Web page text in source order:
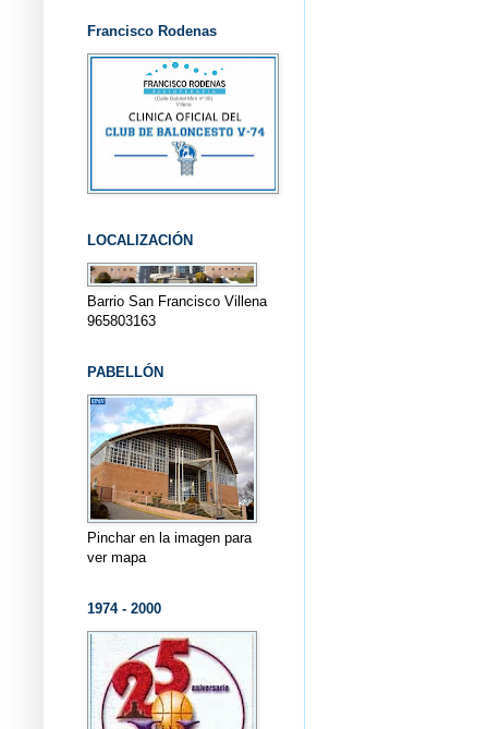
Francisco Rodenas
LOCALIZACIÓN
Barrio San Francisco Villena
965803163
PABELLÓN
Pinchar en la imagen para
ver mapa
1974 - 2000